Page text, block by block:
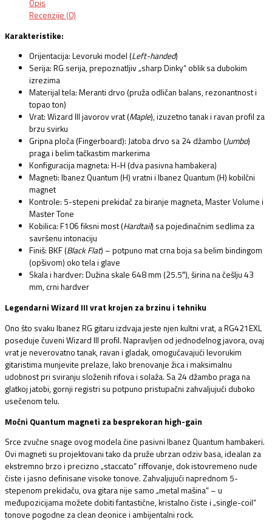
Opis
Recenzije (0)
Karakteristike:
Orijentacija: Levoruki model (Left-handed)
Serija: RG serija, prepoznatljiv „sharp Dinky“ oblik sa dubokim
izrezima
Materijal tela: Meranti drvo (pruža odličan balans, rezonantnost i
topao ton)
Vrat: Wizard III javorov vrat (Maple), izuzetno tanak i ravan profil za
brzu svirku
Gripna ploča (Fingerboard): Jatoba drvo sa 24 džambo (Jumbo)
praga i belim tačkastim markerima
Konfiguracija magneta: H-H (dva pasivna hambakera)
Magneti: Ibanez Quantum (H) vratni i Ibanez Quantum (H) kobilčni
magnet
Kontrole: 5-stepeni prekidač za biranje magneta, Master Volume i
Master Tone
Kobilica: F106 fiksni most (Hardtail) sa pojedinačnim sedlima za
savršenu intonaciju
Finiš: BKF (Black Flat) – potpuno mat crna boja sa belim bindingom
(opšivom) oko tela i glave
Skala i hardver: Dužina skale 648 mm (25.5″), širina na češlju 43
mm, crni hardver
Legendarni Wizard III vrat krojen za brzinu i tehniku
Ono što svaku Ibanez RG gitaru izdvaja jeste njen kultni vrat, a RG421EXL
poseduje čuveni Wizard III profil. Napravljen od jednodelnog javora, ovaj
vrat je neverovatno tanak, ravan i gladak, omogućavajući levorukim
gitaristima munjevite prelaze, lako brenovanje žica i maksimalnu
udobnost pri sviranju složenih rifova i solaža. Sa 24 džambo praga na
glatkoj jatobi, gornji registri su potpuno pristupačni zahvaljujući duboko
usečenom telu.
Moćni Quantum magneti za besprekoran high-gain
Srce zvučne snage ovog modela čine pasivni Ibanez Quantum hambakeri.
Ovi magneti su projektovani tako da pruže ubrzan odziv basa, idealan za
ekstremno brzo i precizno „staccato“ riffovanje, dok istovremeno nude
čiste i jasno definisane visoke tonove. Zahvaljujući naprednom 5-
stepenom prekidaču, ova gitara nije samo „metal mašina“ – u
međupozicijama možete dobiti fantastične, kristalno čiste i „single-coil“
tonove pogodne za clean deonice i ambijentalni rock.